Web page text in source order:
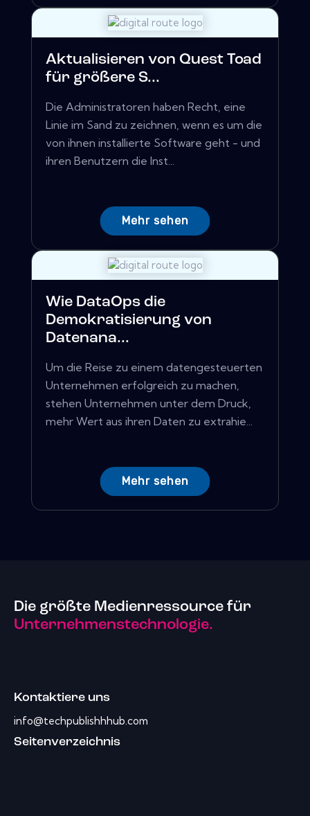
Aktualisieren von Quest Toad
für größere S...
Die Administratoren haben Recht, eine
Linie im Sand zu zeichnen, wenn es um die
von ihnen installierte Software geht - und
ihren Benutzern die Inst...
Mehr sehen
Wie DataOps die
Demokratisierung von
Datenana...
Um die Reise zu einem datengesteuerten
Unternehmen erfolgreich zu machen,
stehen Unternehmen unter dem Druck,
mehr Wert aus ihren Daten zu extrahie...
Mehr sehen
Die größte Medienressource für
Unternehmenstechnologie.
Kontaktiere uns
info@techpublishhhub.com
Seitenverzeichnis